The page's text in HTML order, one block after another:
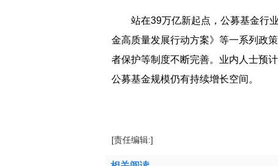
站在39万亿新起点，公募基金行
金高质量发展行动方案》等一系列政
者保护等制度不断完善。业内人士预
公募基金规模仍有持续增长空间。
[责任编辑:]